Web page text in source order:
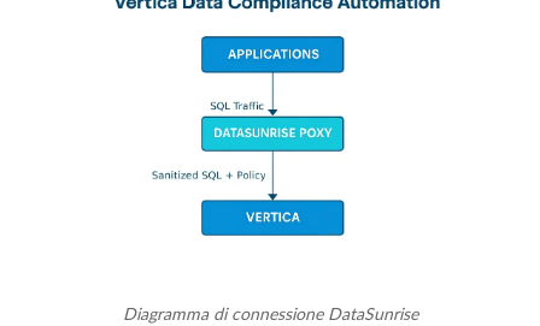
Diagramma di connessione DataSunrise